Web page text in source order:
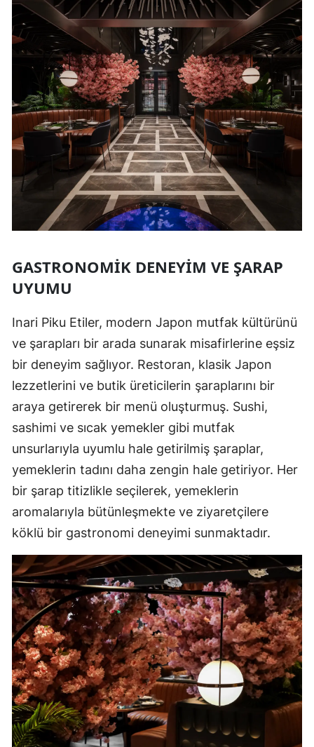
GASTRONOMIK DENEYIM VE ŞARAP
UYUMU
Inari Piku Etiler, modern Japon mutfak kültürünü
ve şarapları bir arada sunarak misafirlerine eşsiz
bir deneyim sağlıyor. Restoran, klasik Japon
lezzetlerini ve butik üreticilerin şaraplarını bir
araya getirerek bir menü oluşturmuş. Sushi,
sashimi ve sıcak yemekler gibi mutfak
unsurlarıyla uyumlu hale getirilmiş şaraplar,
yemeklerin tadını daha zengin hale getiriyor. Her
bir şarap titizlikle seçilerek, yemeklerin
aromalarıyla bütünleşmekte ve ziyaretçilere
köklü bir gastronomi deneyimi sunmaktadır.